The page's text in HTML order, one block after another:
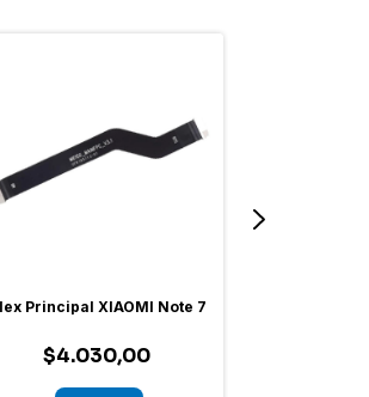
Principal XIAOMI Note 7
$4.030,00